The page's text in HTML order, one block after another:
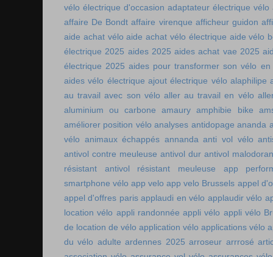
vélo électrique d'occasion adaptateur électrique vélo
affaire De Bondt affaire virenque afficheur guidon
aide achat vélo aide achat vélo électrique aide vélo
électrique 2025 aides 2025 aides achat vae 2025
électrique 2025 aides pour transformer son vélo en
aides vélo électrique ajout électrique vélo alaphilipe
au travail avec son vélo aller au travail en vélo
aluminium ou carbone
amaury amphibie bike
améliorer position vélo analyses antidopage ananda
vélo animaux échappés annanda anti vol vélo
antivol contre meuleuse antivol dur antivol
résistant
antivol résistant meuleuse
app
smartphone vélo app velo app velo Brussels appel
appel d'offres paris applaudi en vélo applaudir vélo
location vélo appli randonnée appli vélo appli vélo
de location de vélo application vélo applications vélo
du vélo adulte ardennes 2025 arroseur arrrosé